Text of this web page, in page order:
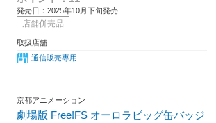
発売日：2025年10月下旬発売
店舗併売品
取扱店舗
通信販売専用
京都アニメーション
劇場版 Free!FS オーロラビッグ缶バッジ